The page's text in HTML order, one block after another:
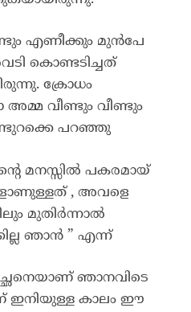
എണീക്കും മുൻപേ
കൊണ്ടടിച്ചത്
ക്രോധം
വീണ്ടും വീണ്ടും
പറഞ്ഞു
മനസ്സിൽ പകരമായ്
, അവളെ
മുതിർന്നാൽ
ഞാൻ ” എന്ന്
ഞാനവിടെ
ഇനിയുള്ള കാലം ഈ